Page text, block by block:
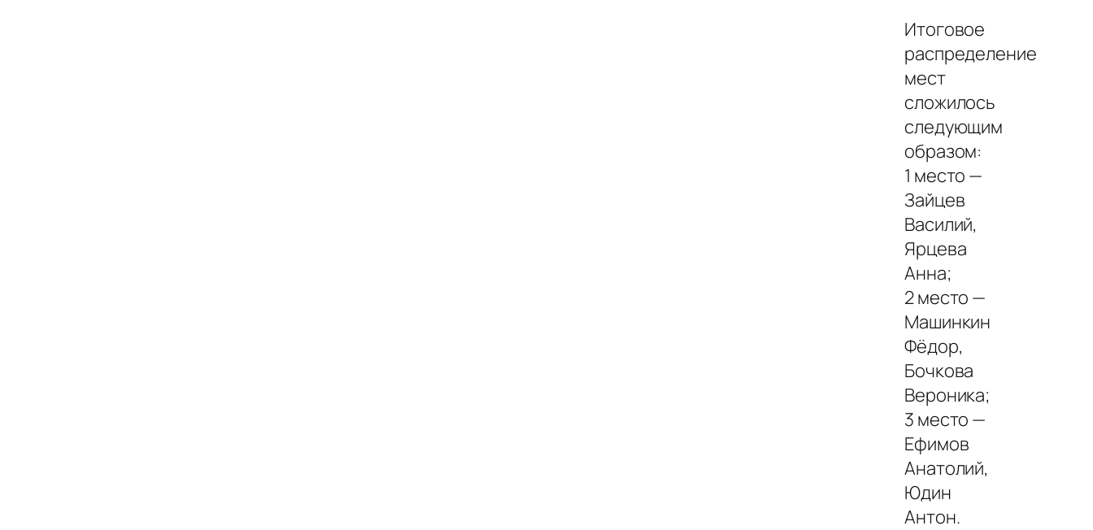
Итоговое
распределение
мест
сложилось
следующим
образом:
1 место —
Зайцев
Василий,
Ярцева
Анна;
2 место —
Машинкин
Фёдор,
Бочкова
Вероника;
3 место —
Ефимов
Анатолий,
Юдин
Антон.